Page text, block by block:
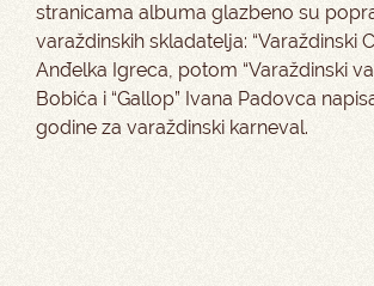
stranicama albuma glazbeno su
varaždinskih skladatelja: “Varaždinski
Anđelka Igreca, potom “Varaždinski
Bobića i “Gallop” Ivana Padovca
godine za varaždinski karneval.